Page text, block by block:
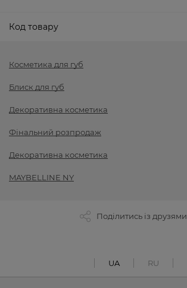
Код товару
Косметика для губ
Блиск для губ
Декоративна косметика
Фінальний розпродаж
Декоративна косметика
MAYBELLINE NY
Поділитись із друзями
UA RU